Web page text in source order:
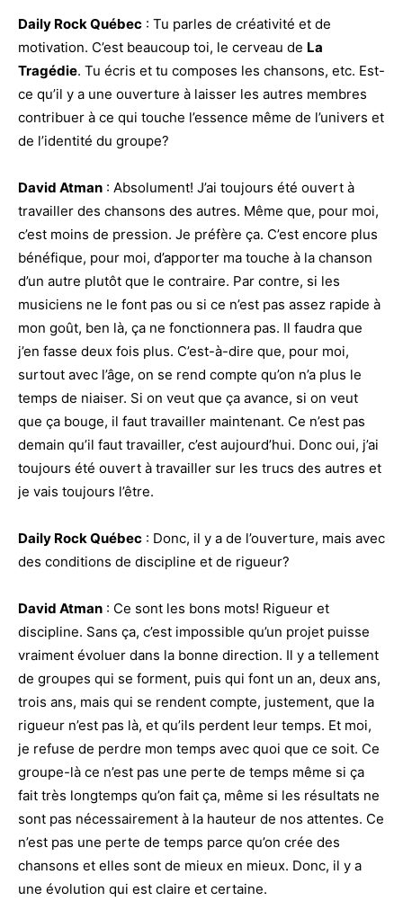
Daily Rock Québec : Tu parles de créativité et de
motivation. C’est beaucoup toi, le cerveau de La
Tragédie. Tu écris et tu composes les chansons, etc. Est-
ce qu’il y a une ouverture à laisser les autres membres
contribuer à ce qui touche l’essence même de l’univers et
de l’identité du groupe?
David Atman : Absolument! J’ai toujours été ouvert à
travailler des chansons des autres. Même que, pour moi,
c’est moins de pression. Je préfère ça. C’est encore plus
bénéfique, pour moi, d’apporter ma touche à la chanson
d’un autre plutôt que le contraire. Par contre, si les
musiciens ne le font pas ou si ce n’est pas assez rapide à
mon goût, ben là, ça ne fonctionnera pas. Il faudra que
j’en fasse deux fois plus. C’est-à-dire que, pour moi,
surtout avec l’âge, on se rend compte qu’on n’a plus le
temps de niaiser. Si on veut que ça avance, si on veut
que ça bouge, il faut travailler maintenant. Ce n’est pas
demain qu’il faut travailler, c’est aujourd’hui. Donc oui, j’ai
toujours été ouvert à travailler sur les trucs des autres et
je vais toujours l’être.
Daily Rock Québec : Donc, il y a de l’ouverture, mais avec
des conditions de discipline et de rigueur?
David Atman : Ce sont les bons mots! Rigueur et
discipline. Sans ça, c’est impossible qu’un projet puisse
vraiment évoluer dans la bonne direction. Il y a tellement
de groupes qui se forment, puis qui font un an, deux ans,
trois ans, mais qui se rendent compte, justement, que la
rigueur n’est pas là, et qu’ils perdent leur temps. Et moi,
je refuse de perdre mon temps avec quoi que ce soit. Ce
groupe-là ce n’est pas une perte de temps même si ça
fait très longtemps qu’on fait ça, même si les résultats ne
sont pas nécessairement à la hauteur de nos attentes. Ce
n’est pas une perte de temps parce qu’on crée des
chansons et elles sont de mieux en mieux. Donc, il y a
une évolution qui est claire et certaine.